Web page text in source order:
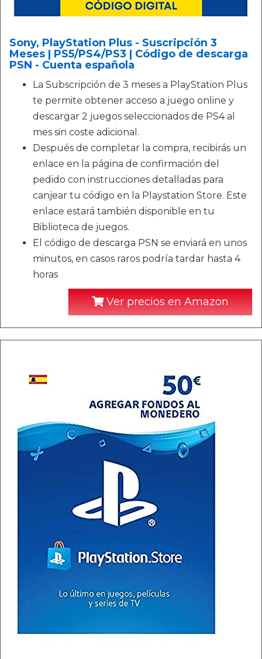
Sony, PlayStation Plus - Suscripción 3
Meses | PS5/PS4/PS3 | Código de descarga
PSN - Cuenta española
La Subscripción de 3 meses a PlayStation Plus
te permite obtener acceso a juego online y
descargar 2 juegos seleccionados de PS4 al
mes sin coste adicional.
Después de completar la compra, recibirás un
enlace en la página de confirmación del
pedido con instrucciones detalladas para
canjear tu código en la Playstation Store. Este
enlace estará también disponible en tu
Biblioteca de juegos.
El código de descarga PSN se enviará en unos
minutos, en casos raros podría tardar hasta 4
horas
Ver precios en Amazon